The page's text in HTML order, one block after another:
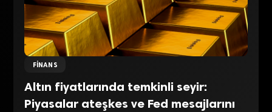
FINANS
Altın fiyatlarında temkinli seyir:
Piyasalar ateşkes ve Fed mesajlarını